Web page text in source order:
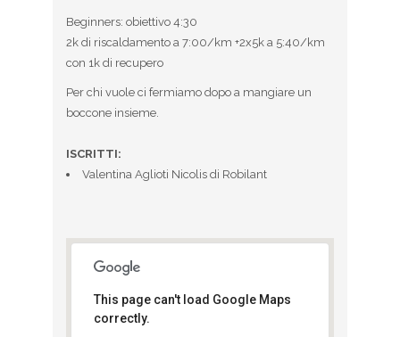
Beginners: obiettivo 4:30
2k di riscaldamento a 7:00/km +2x5k a 5:40/km
con 1k di recupero
Per chi vuole ci fermiamo dopo a mangiare un
boccone insieme.
ISCRITTI:
Valentina Aglioti Nicolis di Robilant
Adidas Runbase
This page can't load Google Maps
correctly.